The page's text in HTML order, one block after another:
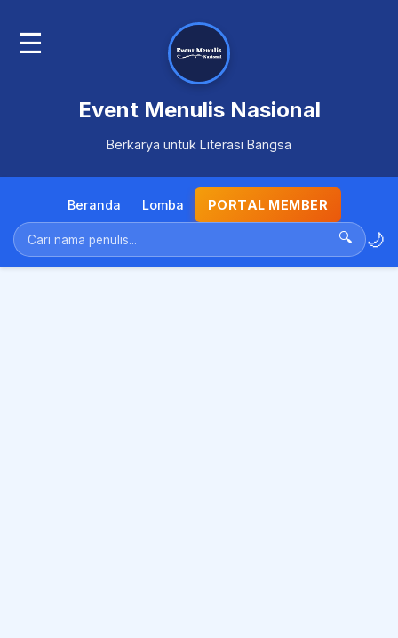
☰
Event Menulis Nasional
Berkarya untuk Literasi Bangsa
Beranda Lomba PORTAL MEMBER
🔍 🌙